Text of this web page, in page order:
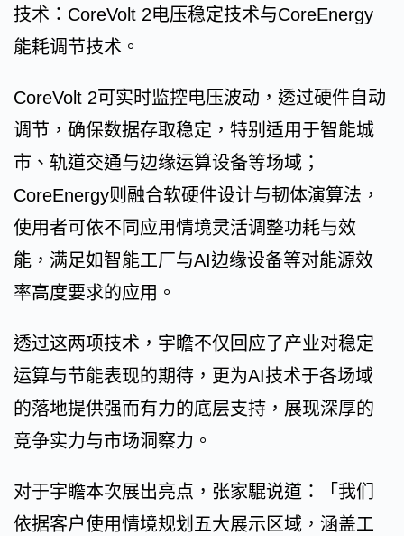
技术：CoreVolt 2电压稳定技术与CoreEnergy
能耗调节技术。
CoreVolt 2可实时监控电压波动，透过硬件自动
调节，确保数据存取稳定，特别适用于智能城
市、轨道交通与边缘运算设备等场域；
CoreEnergy则融合软硬件设计与韧体演算法，
使用者可依不同应用情境灵活调整功耗与效
能，满足如智能工厂与AI边缘设备等对能源效
率高度要求的应用。
透过这两项技术，宇瞻不仅回应了产业对稳定
运算与节能表现的期待，更为AI技术于各场域
的落地提供强而有力的底层支持，展现深厚的
竞争实力与市场洞察力。
对于宇瞻本次展出亮点，张家騉说道：「我们
依据客户使用情境规划五大展示区域，涵盖工